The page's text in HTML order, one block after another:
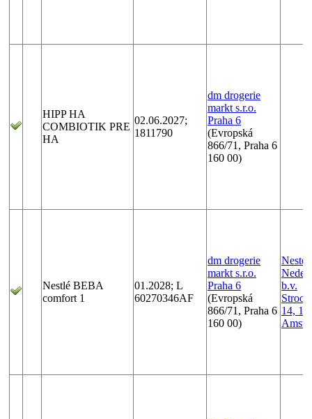
HIPP HA
COMBIOTIK PRE
HA
02.06.2027;
1811790
dm drogerie
markt s.r.o.
Praha 6
(Evropská
866/71, Praha 6
160 00)
Nestlé BEBA
comfort 1
01.2028; L
60270346AF
dm drogerie
markt s.r.o.
Praha 6
(Evropská
866/71, Praha 6
160 00)
Nesté
b.v.
14,